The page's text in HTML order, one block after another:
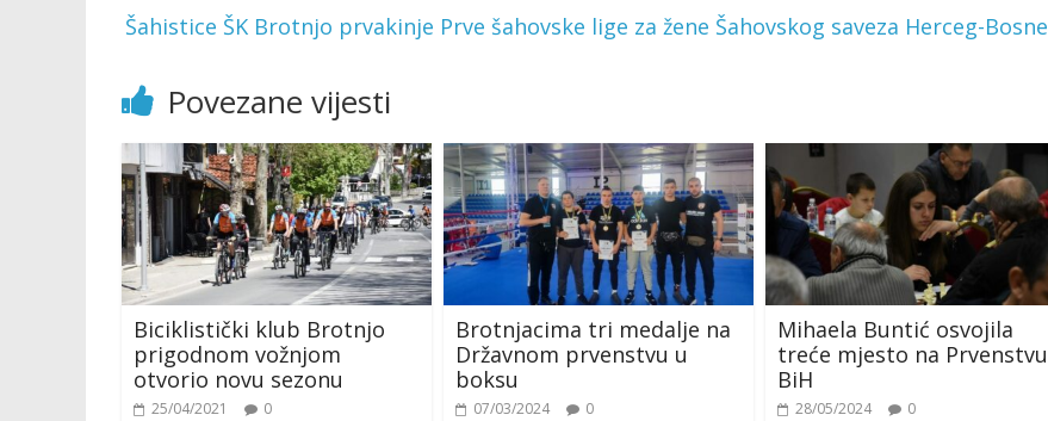
Šahistice ŠK Brotnjo prvakinje Prve šahovske lige za žene Šahovskog saveza Herceg-Bosne
Povezane vijesti
Biciklistički klub Brotnjo
prigodnom vožnjom
otvorio novu sezonu
25/04/2021 0
Brotnjacima tri medalje na
Državnom prvenstvu u
boksu
07/03/2024 0
Mihaela Buntić osvojila
treće mjesto na Prvenstvu
BiH
28/05/2024 0